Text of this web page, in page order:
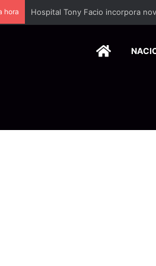
hora Hospital Tony Facio incorpora
HOME